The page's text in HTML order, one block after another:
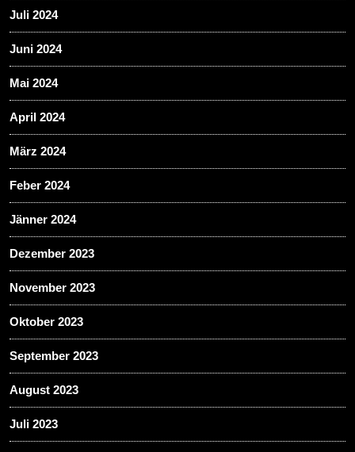
Juli 2024
Juni 2024
Mai 2024
April 2024
März 2024
Feber 2024
Jänner 2024
Dezember 2023
November 2023
Oktober 2023
September 2023
August 2023
Juli 2023